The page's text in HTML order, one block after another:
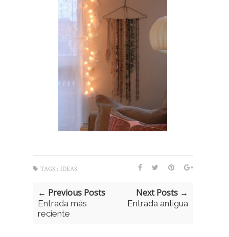
TAGS : IDEAS
← Previous Posts
Entrada más
reciente
Next Posts →
Entrada antigua